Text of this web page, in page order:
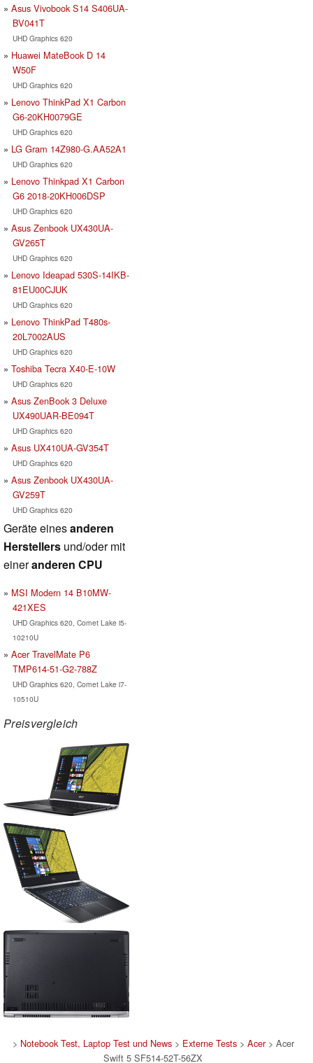
Asus Vivobook S14 S406UA-
BV041T
UHD Graphics 620
Huawei MateBook D 14
W50F
UHD Graphics 620
Lenovo ThinkPad X1 Carbon
G6-20KH0079GE
UHD Graphics 620
LG Gram 14Z980-G.AA52A1
UHD Graphics 620
Lenovo Thinkpad X1 Carbon
G6 2018-20KH006DSP
UHD Graphics 620
Asus Zenbook UX430UA-
GV265T
UHD Graphics 620
Lenovo Ideapad 530S-14IKB-
81EU00CJUK
UHD Graphics 620
Lenovo ThinkPad T480s-
20L7002AUS
UHD Graphics 620
Toshiba Tecra X40-E-10W
UHD Graphics 620
Asus ZenBook 3 Deluxe
UX490UAR-BE094T
UHD Graphics 620
Asus UX410UA-GV354T
UHD Graphics 620
Asus Zenbook UX430UA-
GV259T
UHD Graphics 620
Geräte einesanderen
Herstellers und/oder mit
eineranderen CPU
MSI Modern 14 B10MW-
421XES
UHD Graphics 620, Comet Lake i5-
10210U
Acer TravelMate P6
TMP614-51-G2-788Z
UHD Graphics 620, Comet Lake i7-
10510U
Preisvergleich
> Notebook Test, Laptop Test und News> Externe Tests> Acer> Acer
Swift 5 SF514-52T-56ZX